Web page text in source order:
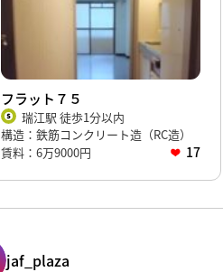
フラット７５
瑞江駅 徒歩1分以内
構造：鉄筋コンクリート造（RC造）
賃料：6万9000円
17
jaf_plaza